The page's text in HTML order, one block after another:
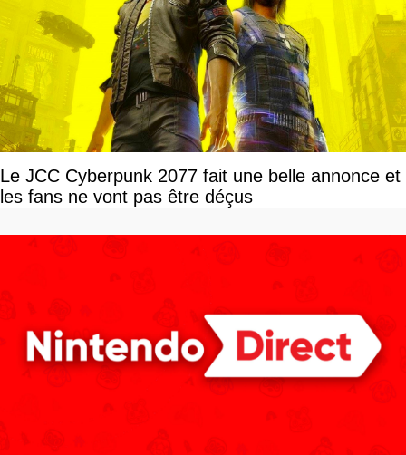
Le JCC Cyberpunk 2077 fait une belle annonce et
les fans ne vont pas être déçus